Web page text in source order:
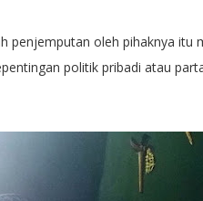
penjemputan oleh pihaknya itu
politik pribadi atau